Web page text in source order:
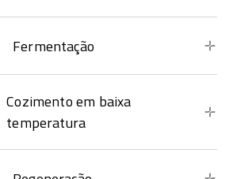
Fermentação
Cozimento em baixa
temperatura